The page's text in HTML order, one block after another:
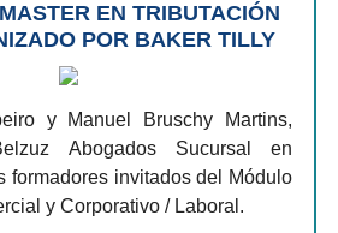
EN TRIBUTACIÓN
POR BAKER TILLY
y Manuel Bruschy Martins,
Abogados Sucursal en
formadores invitados del Módulo
y Corporativo / Laboral.